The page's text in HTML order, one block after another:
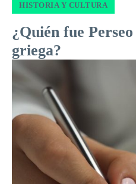
HISTORIA Y CULTURA
¿Quién fue
griega?